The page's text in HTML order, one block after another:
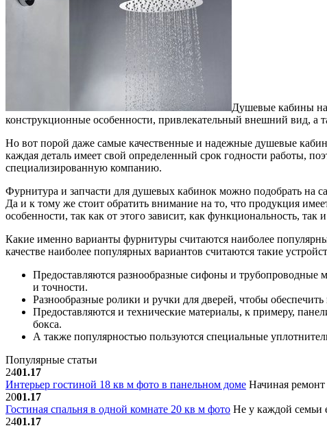
Душевые кабины на
конструкционные особенности, привлекательный внешний вид, а
Но вот порой даже самые качественные и надежные душевые
каждая деталь имеет свой определенный срок годности работы,
специализированную компанию.
Фурнитура и запчасти для душевых кабинок можно подобрать на
Да и к тому же стоит обратить внимание на то, что продукция
особенности, так как от этого зависит, как функциональность,
Какие именно варианты фурнитуры считаются наиболее
качестве наиболее популярных вариантов считаются такие
Предоставляются разнообразные сифоны и трубопроводные
и точности.
Разнообразные ролики и ручки для дверей, чтобы
Предоставляются и технические материалы, к примеру,
бокса.
А также популярностью пользуются специальные
Популярные статьи
2401.17
Интерьер гостиной 18 кв м фото в панельном доме Начиная ремонт
2001.17
Гостиная спальня в одной комнате 20 кв м фото Не у каждой семьи
2401.17